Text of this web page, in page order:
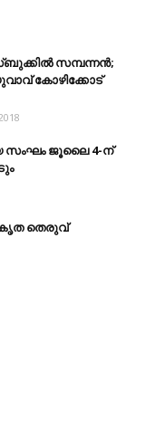
സമ്പന്നന്‍;
കോഴിക്കോട്
സംഘം ജൂലൈ 4-ന്
തെരുവ്